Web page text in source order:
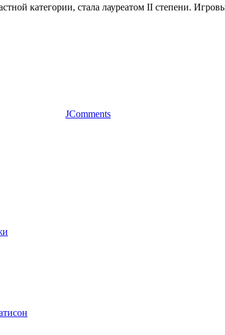
категории, стала лауреатом II степени.
JComments